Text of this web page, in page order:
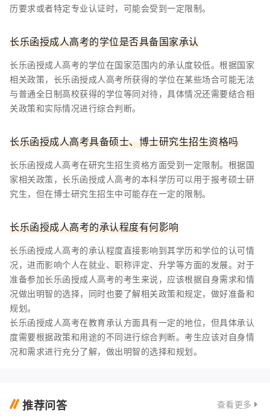
历要求或者特定专业认证时，可能会受到一定限制。
长乐函授成人高考的学位是否具备国家承认
长乐函授成人高考的学位在国家范围内的承认度较低。根据国家
相关政策，长乐函授成人高考所获得的学位在某些场合可能无法
与普通全日制高校获得的学位等同对待，具体情况还需要结合相
关政策和实际情况进行综合判断。
长乐函授成人高考具备硕士、博士研究生招生资格吗
长乐函授成人高考在研究生招生资格方面受到一定限制。根据国
家相关政策，长乐函授成人高考的本科学历可以用于报考硕士研
究生，但在博士研究生招生中可能存在一定的限制。
长乐函授成人高考的承认程度有何影响
长乐函授成人高考的承认程度直接影响到其学历和学位的认可情
况，进而影响个人在就业、职称评定、升学等方面的发展。对于
准备参加长乐函授成人高考的考生来说，应该根据自身需求和情
况做出明智的选择，同时也要了解相关政策和规定，做好准备和
规划。
长乐函授成人高考在教育承认方面具有一定的地位，但具体承认
度需要根据政策和用途的不同进行综合判断。考生应该对自身情
况和需求进行充分了解，做出明智的选择和规划。
推荐问答 查看更多